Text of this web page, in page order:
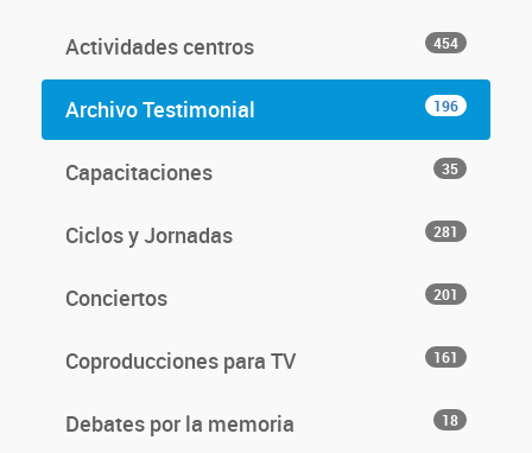
Actividades centros 454
Archivo Testimonial 196
Capacitaciones 35
Ciclos y Jornadas 281
Conciertos 201
Coproducciones para TV 161
Debates por la memoria 18